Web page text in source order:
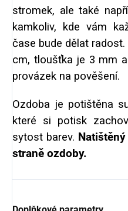
stromek, ale také
kamkoliv, kde vám
čase bude dělat
cm, tloušťka je 3 mm
provázek na pověšení.
Ozdoba je potištěna
které si potisk
sytost barev.
straně ozdoby.